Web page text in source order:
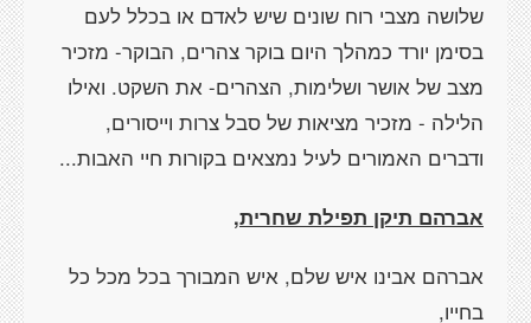
שלושה מצבי רוח שונים שיש לאדם או בכלל לעם
בסימן יורד כמהלך היום בוקר צהרים, הבוקר- מזכיר
מצב של אושר ושלימות, הצהרים- את השקט. ואילו
הלילה - מזכיר מציאות של סבל צרות וייסורים,
ודברים האמורים לעיל נמצאים בקורות חיי האבות...
אברהם תיקן תפילת שחרית,
אברהם אבינו איש שלם, איש המבורך בכל מכל כל
בחייו,